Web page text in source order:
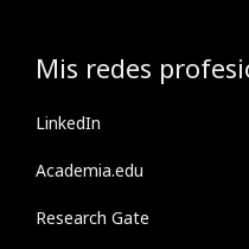
Mis redes
LinkedIn
Academia.edu
Research Gate